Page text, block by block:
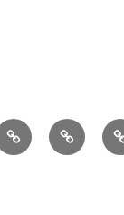
Politica Economia